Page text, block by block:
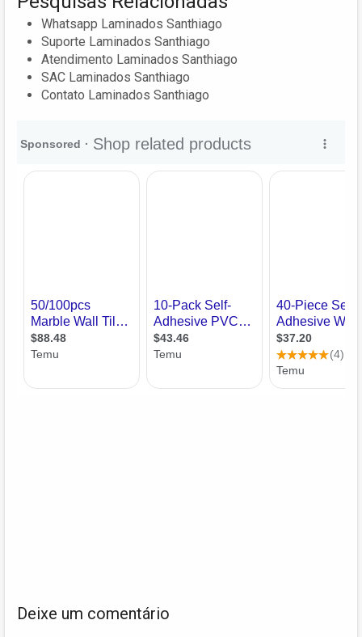
Whatsapp Laminados Santhiago
Suporte Laminados Santhiago
Atendimento Laminados Santhiago
SAC Laminados Santhiago
Contato Laminados Santhiago
Deixe um comentário